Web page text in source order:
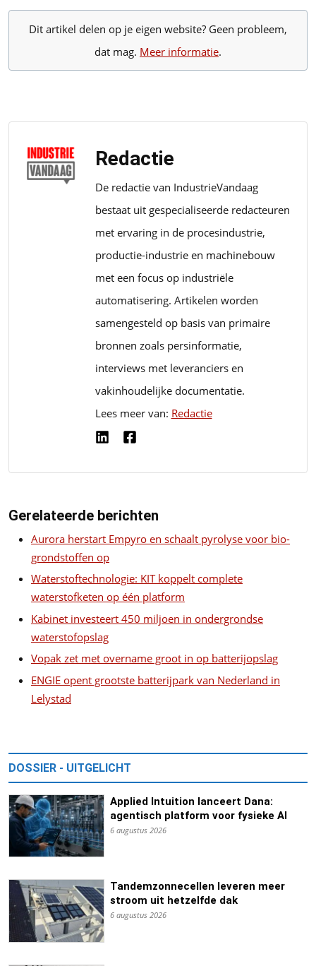
Dit artikel delen op je eigen website? Geen probleem,
dat mag. Meer informatie.
Redactie
De redactie van IndustrieVandaag
bestaat uit gespecialiseerde redacteuren
met ervaring in de procesindustrie,
productie-industrie en machinebouw
met een focus op industriële
automatisering. Artikelen worden
samengesteld op basis van primaire
bronnen zoals persinformatie,
interviews met leveranciers en
vakinhoudelijke documentatie.
Lees meer van: Redactie
Gerelateerde berichten
Aurora herstart Empyro en schaalt pyrolyse voor bio-
grondstoffen op
Waterstoftechnologie: KIT koppelt complete
waterstofketen op één platform
Kabinet investeert 450 miljoen in ondergrondse
waterstofopslag
Vopak zet met overname groot in op batterijopslag
ENGIE opent grootste batterijpark van Nederland in
Lelystad
DOSSIER - UITGELICHT
Applied Intuition lanceert Dana:
agentisch platform voor fysieke AI
6 augustus 2026
Tandemzonnecellen leveren meer
stroom uit hetzelfde dak
6 augustus 2026